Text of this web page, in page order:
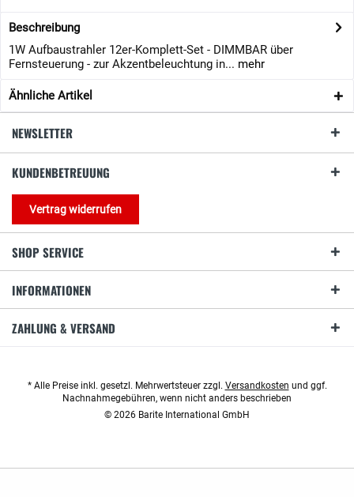
Beschreibung
1W Aufbaustrahler 12er-Komplett-Set - DIMMBAR über
Fernsteuerung - zur Akzentbeleuchtung in... mehr
Ähnliche Artikel
NEWSLETTER
KUNDENBETREUUNG
Vertrag widerrufen
SHOP SERVICE
INFORMATIONEN
ZAHLUNG & VERSAND
* Alle Preise inkl. gesetzl. Mehrwertsteuer zzgl. Versandkosten und ggf.
Nachnahmegebühren, wenn nicht anders beschrieben
© 2026 Barite International GmbH